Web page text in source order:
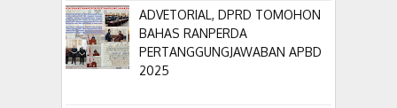
ADVETORIAL, DPRD TOMOHON
BAHAS RANPERDA
PERTANGGUNGJAWABAN APBD
2025